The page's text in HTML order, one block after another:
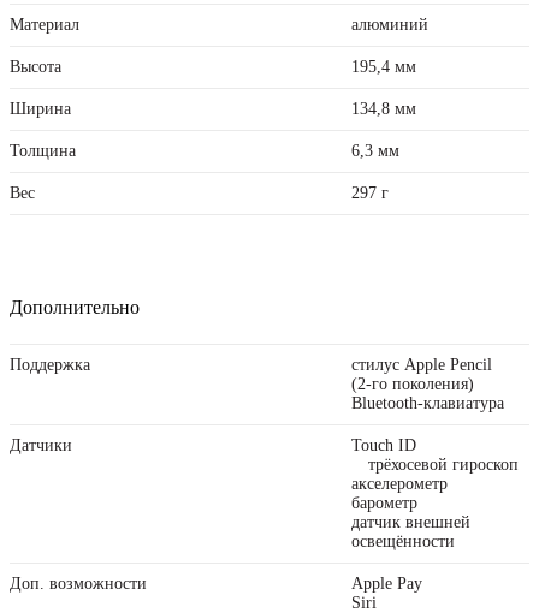
Материал алюминий
Высота 195,4 мм
Ширина 134,8 мм
Толщина 6,3 мм
Вес 297 г
Дополнительно
Поддержка
стилус Apple Pencil
(2‑го поколения)
Bluetooth-клавиатура
Датчики
Touch ID
трёхосевой гироскоп
акселерометр
барометр
датчик внешней
освещённости
Доп. возможности
Apple Pay
Siri